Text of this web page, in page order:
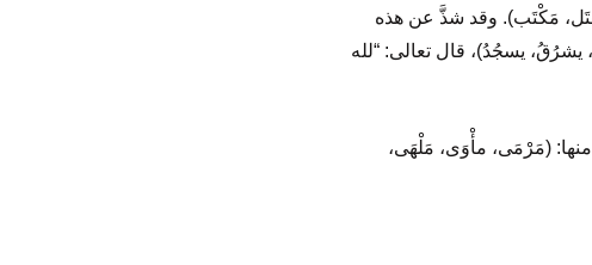
مَكْتَب). وقد شذَّ عن هذه
يسجُدُ)، قال تعالى: “لله
منها: (مَرْمَى، مأْوَى، مَلْهَى،